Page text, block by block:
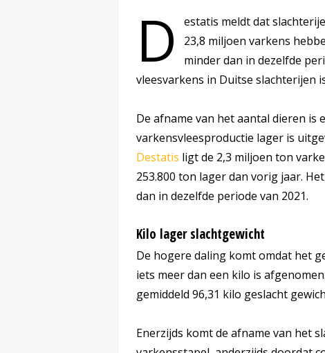
D
estatis meldt dat
23,8 miljoen varkens
minder dan in dezelfde
vleesvarkens in Duitse slachterijen
De afname van het aantal dieren is
varkensvleesproductie lager is
Destatis ligt de 2,3 miljoen ton
253.800 ton lager dan vorig jaar.
dan in dezelfde periode van 2021.
Kilo lager slachtgewicht
De hogere daling komt omdat het
iets meer dan een kilo is
gemiddeld 96,31 kilo geslacht
Enerzijds komt de afname van het